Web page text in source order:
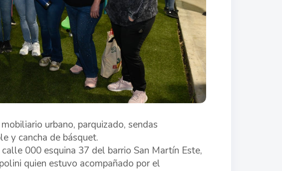
urbano, parquizado, sendas
y cancha de básquet.
000 esquina 37 del barrio San Martín Este,
quien estuvo acompañado por el